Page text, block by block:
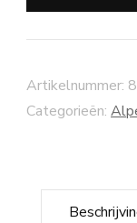
Artikelnummer:
Categorieën: